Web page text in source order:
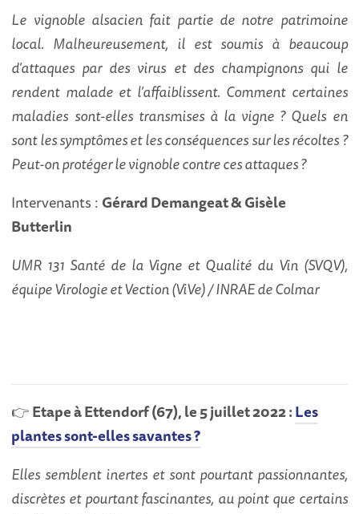
Le vignoble alsacien fait partie de notre patrimoine
local. Malheureusement, il est soumis à beaucoup
d’attaques par des virus et des champignons qui le
rendent malade et l’affaiblissent. Comment certaines
maladies sont-elles transmises à la vigne ? Quels en
sont les symptômes et les conséquences sur les récoltes ?
Peut-on protéger le vignoble contre ces attaques ?
Intervenants : Gérard Demangeat & Gisèle
Butterlin
UMR 131 Santé de la Vigne et Qualité du Vin (SVQV),
équipe Virologie et Vection (ViVe) / INRAE de Colmar
👉Etape à Ettendorf (67), le 5 juillet 2022 :Les
plantes sont-elles savantes ?
Elles semblent inertes et sont pourtant passionnantes,
discrètes et pourtant fascinantes, au point que certains